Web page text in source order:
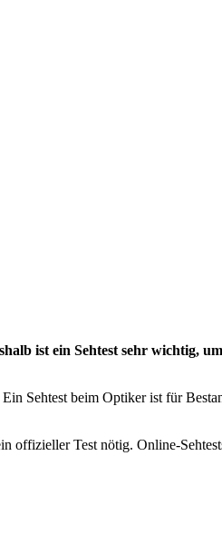
ist ein Sehtest sehr wichtig,
Sehtest beim Optiker ist für
offizieller Test nötig. Online-